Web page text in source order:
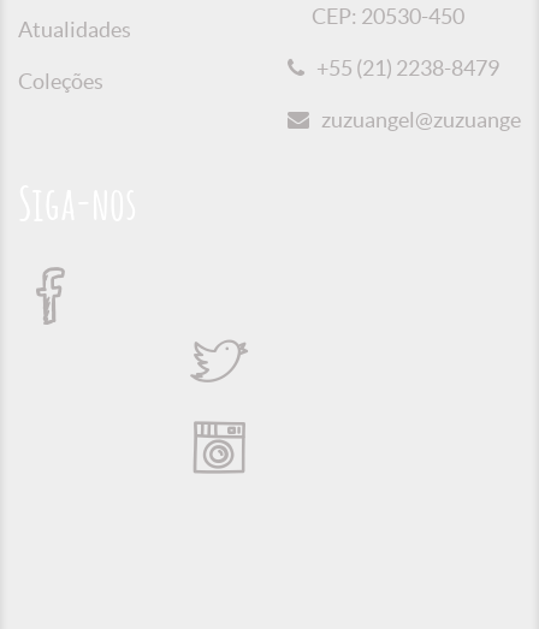
Atualidades
Coleções
CEP: 20530-450
+55 (21) 2238-8479